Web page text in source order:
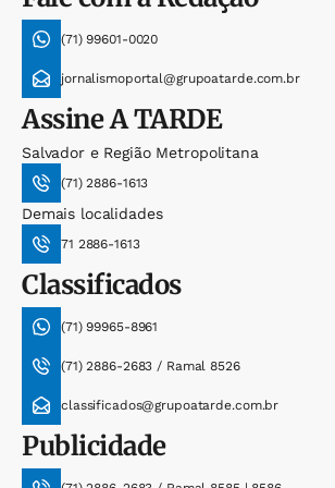
(71) 99601-0020
jornalismoportal@grupoatarde.com.br
AssineA TARDE
Salvador e Região Metropolitana
(71) 2886-1613
Demais localidades
71 2886-1613
Classificados
(71) 99965-8961
(71) 2886-2683 / Ramal 8526
classificados@grupoatarde.com.br
Publicidade